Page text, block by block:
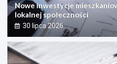
Nowe inwestycje
lokalnej społeczności
30 lipca 2026